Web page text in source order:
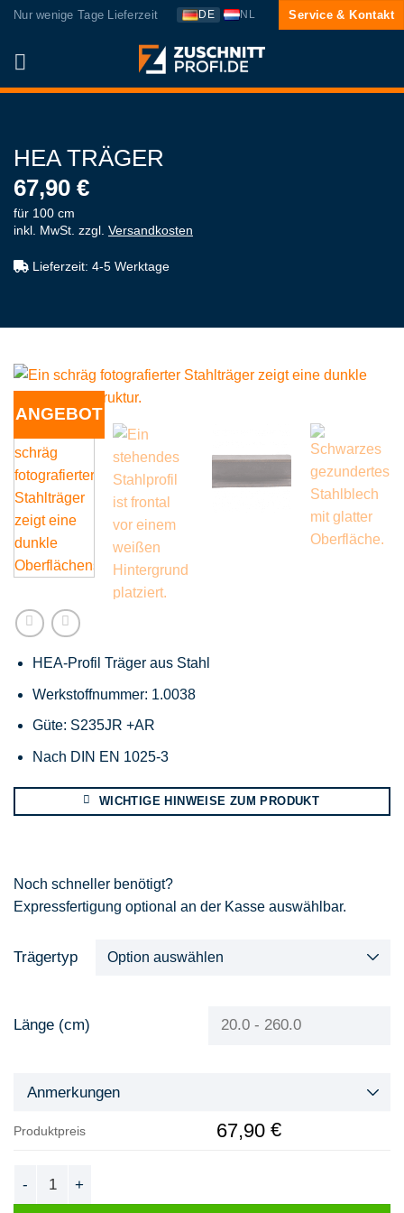
Zum
springen
Nur wenige Tage Lieferzeit DE NL Service & Kontakt
HEA TRÄGER
67,90 €
für 100 cm
inkl. MwSt. zzgl. Versandkosten
Lieferzeit: 4-5 Werktage
ANGEBOT
HEA-Profil Träger aus Stahl
Werkstoffnummer: 1.0038
Güte: S235JR +AR
Nach DIN EN 1025-3
WICHTIGE HINWEISE ZUM PRODUKT
Noch schneller benötigt?
Expressfertigung optional an der Kasse auswählbar.
Trägertyp
Länge (cm)
Anmerkungen
Produktpreis 67,90 €
HEA Träger Menge